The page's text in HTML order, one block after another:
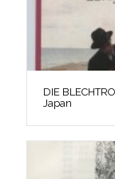
DIE
Japan